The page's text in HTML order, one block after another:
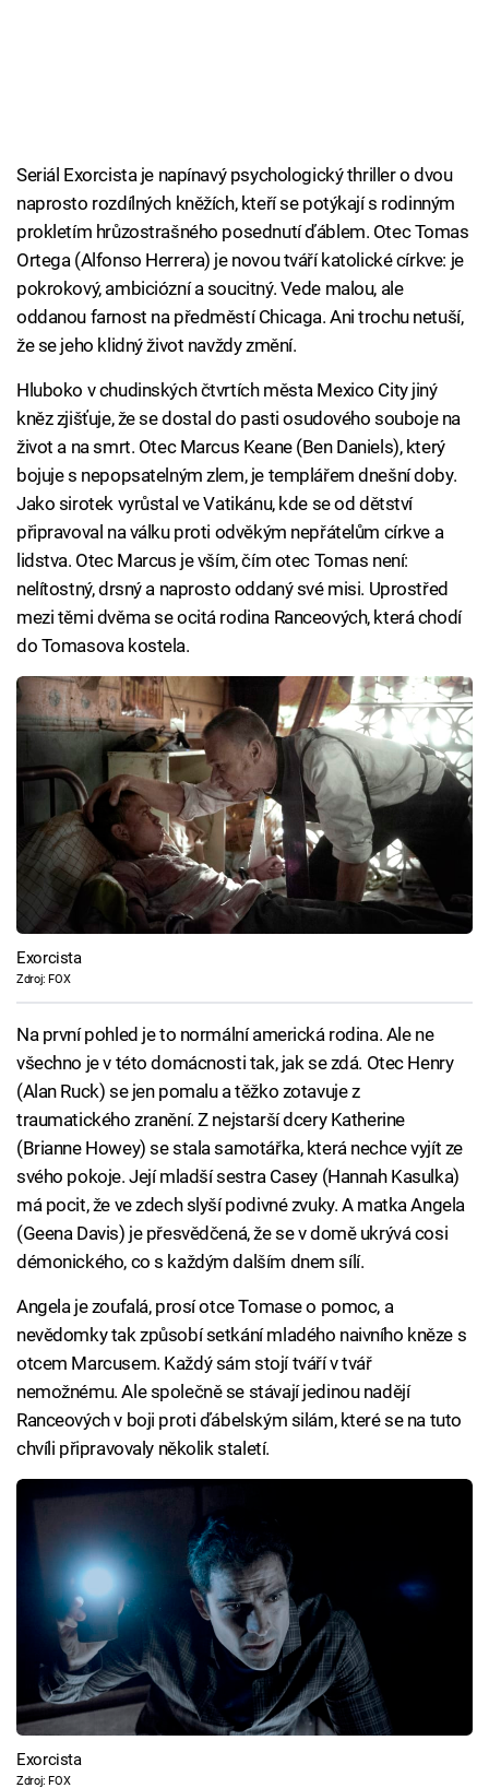
Seriál Exorcista je napínavý psychologický thriller o dvou
naprosto rozdílných kněžích, kteří se potýkají s rodinným
prokletím hrůzostrašného posednutí ďáblem. Otec Tomas
Ortega (Alfonso Herrera) je novou tváří katolické církve: je
pokrokový, ambiciózní a soucitný. Vede malou, ale
oddanou farnost na předměstí Chicaga. Ani trochu netuší,
že se jeho klidný život navždy změní.
Hluboko v chudinských čtvrtích města Mexico City jiný
kněz zjišťuje, že se dostal do pasti osudového souboje na
život a na smrt. Otec Marcus Keane (Ben Daniels), který
bojuje s nepopsatelným zlem, je templářem dnešní doby.
Jako sirotek vyrůstal ve Vatikánu, kde se od dětství
připravoval na válku proti odvěkým nepřátelům církve a
lidstva. Otec Marcus je vším, čím otec Tomas není:
nelítostný, drsný a naprosto oddaný své misi. Uprostřed
mezi těmi dvěma se ocitá rodina Ranceových, která chodí
do Tomasova kostela.
Exorcista
Zdroj: FOX
Na první pohled je to normální americká rodina. Ale ne
všechno je v této domácnosti tak, jak se zdá. Otec Henry
(Alan Ruck) se jen pomalu a těžko zotavuje z
traumatického zranění. Z nejstarší dcery Katherine
(Brianne Howey) se stala samotářka, která nechce vyjít ze
svého pokoje. Její mladší sestra Casey (Hannah Kasulka)
má pocit, že ve zdech slyší podivné zvuky. A matka Angela
(Geena Davis) je přesvědčená, že se v domě ukrývá cosi
démonického, co s každým dalším dnem sílí.
Angela je zoufalá, prosí otce Tomase o pomoc, a
nevědomky tak způsobí setkání mladého naivního kněze s
otcem Marcusem. Každý sám stojí tváří v tvář
nemožnému. Ale společně se stávají jedinou nadějí
Ranceových v boji proti ďábelským silám, které se na tuto
chvíli připravovaly několik staletí.
Exorcista
Zdroj: FOX